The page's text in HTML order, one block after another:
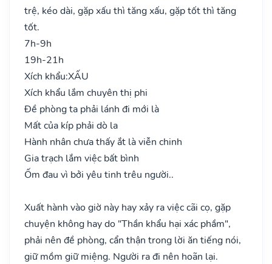
trệ, kéo dài, gặp xấu thì tăng xấu, gặp tốt thì tăng
tốt.
7h-9h
19h-21h
Xích khẩu:XẤU
Xích khẩu lắm chuyên thị phi
Đề phòng ta phải lánh đi mới là
Mất của kíp phải dò la
Hành nhân chưa thấy ắt là viễn chinh
Gia trạch lắm việc bất bình
Ốm đau vì bởi yêu tinh trêu người..
Xuất hành vào giờ này hay xảy ra việc cãi cọ, gặp
chuyện không hay do "Thần khẩu hại xác phầm",
phải nên đề phòng, cẩn thận trong lời ăn tiếng nói,
giữ mồm giữ miệng. Người ra đi nên hoãn lại.